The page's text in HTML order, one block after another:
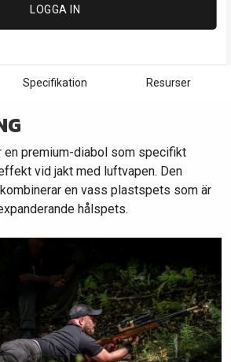
LOGGA IN
Specifikation Resurser
en premium-diabol som specifikt
vid jakt med luftvapen. Den
en vass plastspets som är
hålspets.